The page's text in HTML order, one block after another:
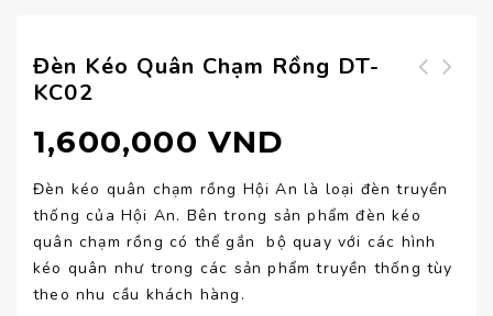
Đèn Kéo Quân Chạm Rồng DT-
KC02
1,600,000 VND
Đèn kéo quân chạm rồng Hội An là loại đèn truyền
thống của Hội An. Bên trong sản phẩm đèn kéo
quân chạm rồng có thể gắn bộ quay với các hình
kéo quân như trong các sản phẩm truyền thống tùy
theo nhu cầu khách hàng.